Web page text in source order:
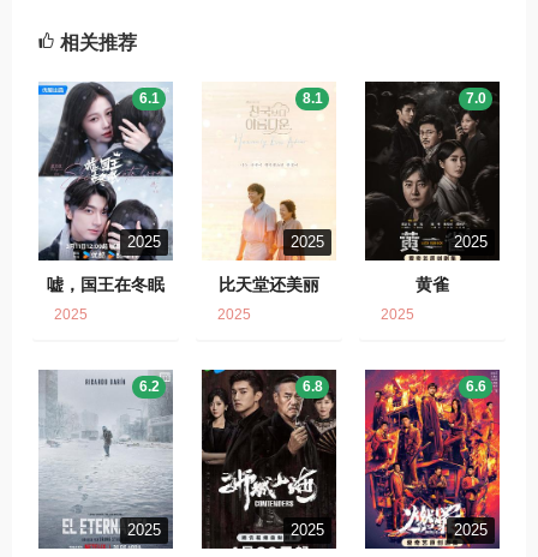
相关推荐
2025
嘘，国王在冬眠
6.1
2025
2025
比天堂还美丽
8.1
2025
2025
黄雀
7.0
2025
2025
6.2
2025
6.8
2025
6.6